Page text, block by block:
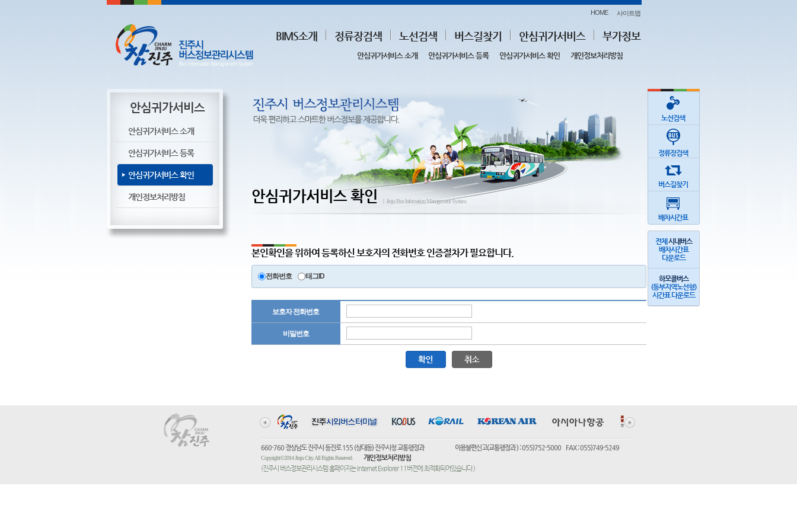
HOME 사이트맵
BIMS소개 정류장검색 노선검색 버스길찾기 안심귀가서비스 부가정보
안심귀가서비스 소개 안심귀가서비스 등록 안심귀가서비스 확인 개인정보처리방침
안심귀가서비스
안심귀가서비스 소개
안심귀가서비스 등록
안심귀가서비스 확인
개인정보처리방침 안심귀가서비스 확인 ㅣJinju Bus Infomation Management System
본인확인을 위하여 등록하신 보호자의 전화번호 인증절차가 필요합니다.
전화번호 태그ID
보호자 전화번호
비밀번호
노선검색
정류장검색
버스길찾기
배차시간표
전체 시내버스
배차시간표
다운로드
하모콜버스
(동부지역노선형)
시간표 다운로드
660-760 경상남도 진주시 동진로 155 (상대동) 진주시청 교통행정과 이용불편신고(교통행정과 ) : 055)752-5000 FAX : 055)749-5249
Copyright©2014 Jinju City. All Rights Reserved. 개인정보처리방침
(진주시 버스정보관리시스템 홈페이지는 Internet Explorer 11버전에 최적화되어있습니다.)